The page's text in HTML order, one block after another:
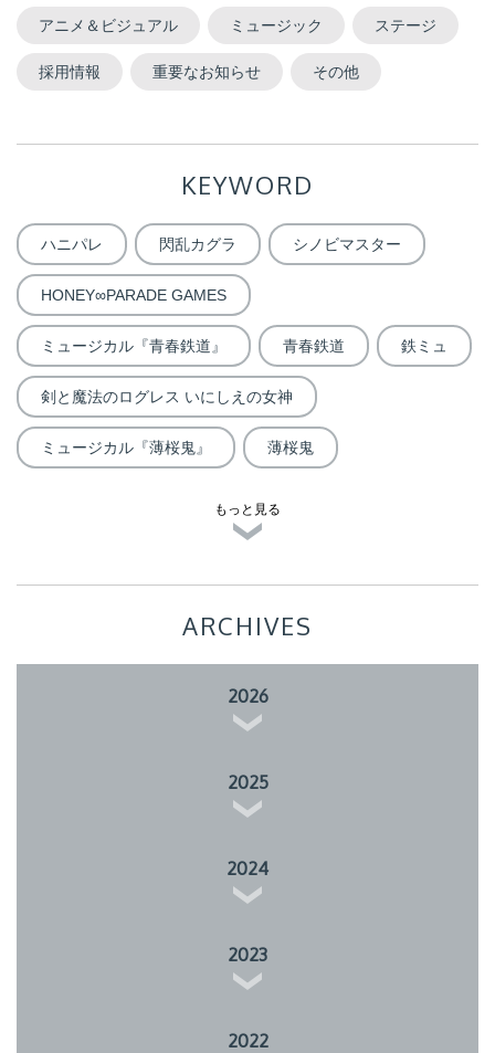
アニメ＆ビジュアル ミュージック ステージ
採用情報 重要なお知らせ その他
KEYWORD
ハニパレ 閃乱カグラ シノビマスター
HONEY∞PARADE GAMES
ミュージカル『青春鉄道』 青春鉄道 鉄ミュ
剣と魔法のログレス いにしえの女神
ミュージカル『薄桜鬼』 薄桜鬼
もっと見る
ARCHIVES
2026
2025
2024
2023
2022